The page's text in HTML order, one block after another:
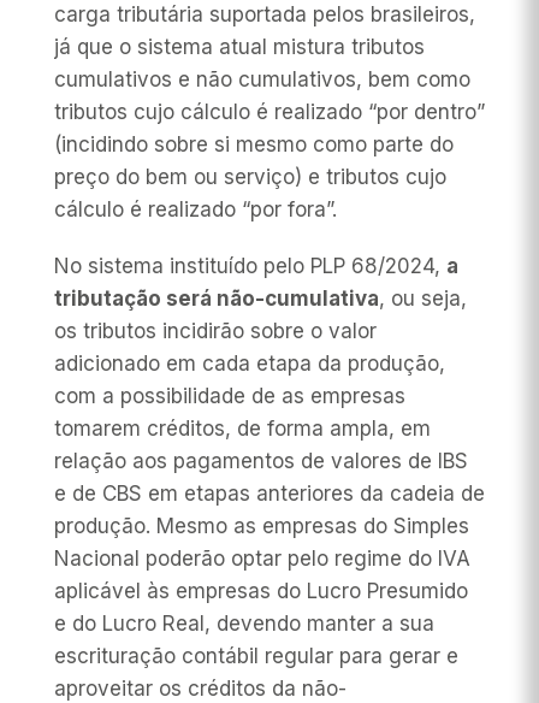
carga tributária suportada pelos brasileiros,
já que o sistema atual mistura tributos
cumulativos e não cumulativos, bem como
tributos cujo cálculo é realizado “por dentro”
(incidindo sobre si mesmo como parte do
preço do bem ou serviço) e tributos cujo
cálculo é realizado “por fora”.
No sistema instituído pelo PLP 68/2024, a
tributação será não-cumulativa, ou seja,
os tributos incidirão sobre o valor
adicionado em cada etapa da produção,
com a possibilidade de as empresas
tomarem créditos, de forma ampla, em
relação aos pagamentos de valores de IBS
e de CBS em etapas anteriores da cadeia de
produção. Mesmo as empresas do Simples
Nacional poderão optar pelo regime do IVA
aplicável às empresas do Lucro Presumido
e do Lucro Real, devendo manter a sua
escrituração contábil regular para gerar e
aproveitar os créditos da não-